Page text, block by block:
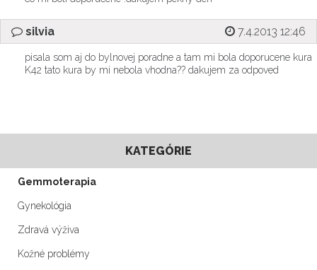
silvia 7.4.2013 12:46
pisala som aj do bylnovej poradne a tam mi bola doporucene kura
K42 tato kura by mi nebola vhodna?? dakujem za odpoved
KATEGÓRIE
Gemmoterapia
Gynekológia
Zdravá výživa
Kožné problémy